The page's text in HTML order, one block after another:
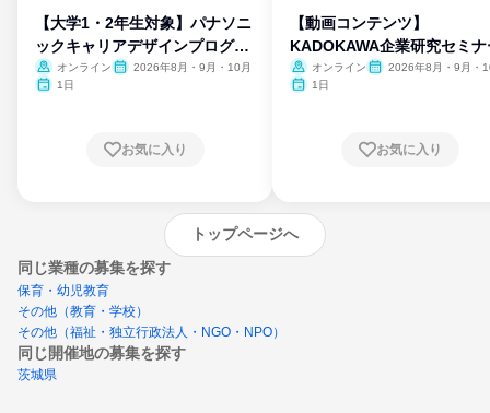
【大学1・2年生対象】パナソニ
ックキャリアデザインプログラ
ム
オンライン
2026年8月・9月・10月
1日
お気に入り
【動画コンテンツ】
KADOKAWA企業研究セミナ
オンライン
2026年8月・9月・
1日
お気に入り
トップページへ
同じ業種の募集を探す
保育・幼児教育
その他（教育・学校）
その他（福祉・独立行政法人・NGO・NPO）
同じ開催地の募集を探す
茨城県